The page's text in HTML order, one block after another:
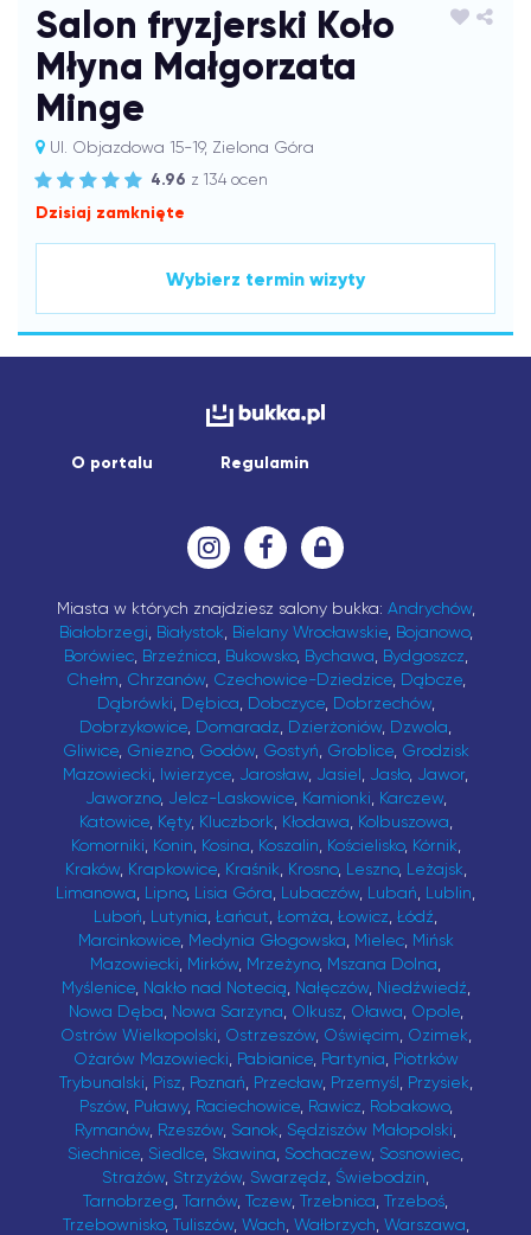
Salon fryzjerski Koło
Młyna Małgorzata
Minge
Ul. Objazdowa 15-19, Zielona Góra
4.96 z 134 ocen
Dzisiaj zamknięte
Wybierz termin wizyty
O portalu Regulamin
Miasta w których znajdziesz salony bukka: Andrychów,
Białobrzegi, Białystok, Bielany Wrocławskie, Bojanowo,
Borówiec, Brzeźnica, Bukowsko, Bychawa, Bydgoszcz,
Chełm, Chrzanów, Czechowice-Dziedzice, Dąbcze,
Dąbrówki, Dębica, Dobczyce, Dobrzechów,
Dobrzykowice, Domaradz, Dzierżoniów, Dzwola,
Gliwice, Gniezno, Godów, Gostyń, Groblice, Grodzisk
Mazowiecki, Iwierzyce, Jarosław, Jasiel, Jasło, Jawor,
Jaworzno, Jelcz-Laskowice, Kamionki, Karczew,
Katowice, Kęty, Kluczbork, Kłodawa, Kolbuszowa,
Komorniki, Konin, Kosina, Koszalin, Kościelisko, Kórnik,
Kraków, Krapkowice, Kraśnik, Krosno, Leszno, Leżajsk,
Limanowa, Lipno, Lisia Góra, Lubaczów, Lubań, Lublin,
Luboń, Lutynia, Łańcut, Łomża, Łowicz, Łódź,
Marcinkowice, Medynia Głogowska, Mielec, Mińsk
Mazowiecki, Mirków, Mrzeżyno, Mszana Dolna,
Myślenice, Nakło nad Notecią, Nałęczów, Niedźwiedź,
Nowa Dęba, Nowa Sarzyna, Olkusz, Oława, Opole,
Ostrów Wielkopolski, Ostrzeszów, Oświęcim, Ozimek,
Ożarów Mazowiecki, Pabianice, Partynia, Piotrków
Trybunalski, Pisz, Poznań, Przecław, Przemyśl, Przysiek,
Pszów, Puławy, Raciechowice, Rawicz, Robakowo,
Rymanów, Rzeszów, Sanok, Sędziszów Małopolski,
Siechnice, Siedlce, Skawina, Sochaczew, Sosnowiec,
Strażów, Strzyżów, Swarzędz, Świebodzin,
Tarnobrzeg, Tarnów, Tczew, Trzebnica, Trzeboś,
Trzebownisko, Tuliszów, Wach, Wałbrzych, Warszawa,